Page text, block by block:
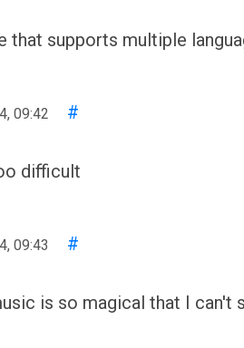
that supports multiple
09:42 #
difficult
09:43 #
is so magical that I can't